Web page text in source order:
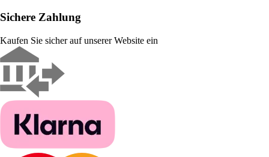
Sichere Zahlung
Kaufen Sie sicher auf unserer Website ein